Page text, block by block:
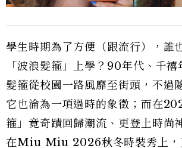
學生時期為了方便（跟流行），誰
「波浪髮箍」上學？90年代、千
髮箍從校園一路風靡至街頭，不過
它也淪為一項過時的象徵；而在
箍」竟奇蹟回歸潮流、更登上時尚
在Miu Miu 2026秋冬時裝秀上，